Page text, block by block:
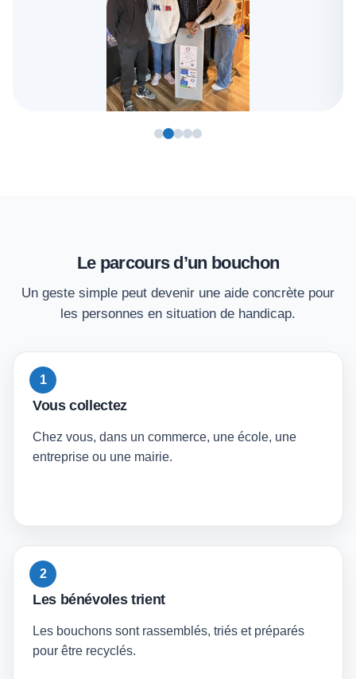
Le parcours d’un bouchon
Un geste simple peut devenir une aide concrète pour
les personnes en situation de handicap.
1
Vous collectez
Chez vous, dans un commerce, une école, une
entreprise ou une mairie.
2
Les bénévoles trient
Les bouchons sont rassemblés, triés et préparés
pour être recyclés.